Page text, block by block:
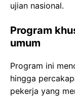
ujian nasional.
Program
umum
Program ini
hingga
pekerja yang